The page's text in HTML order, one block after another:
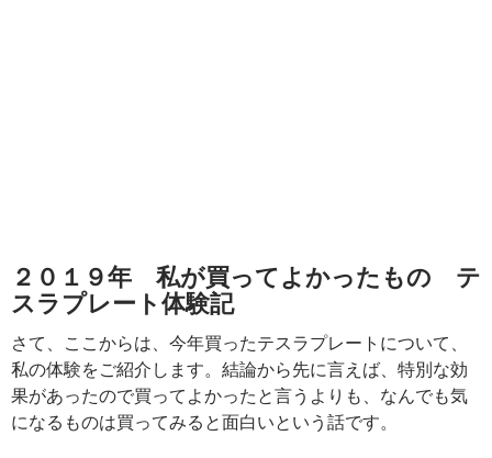
２０１９年 私が買ってよかったもの テ
スラプレート体験記
さて、ここからは、今年買ったテスラプレートについて、
私の体験をご紹介します。結論から先に言えば、特別な効
果があったので買ってよかったと言うよりも、なんでも気
になるものは買ってみると面白いという話です。